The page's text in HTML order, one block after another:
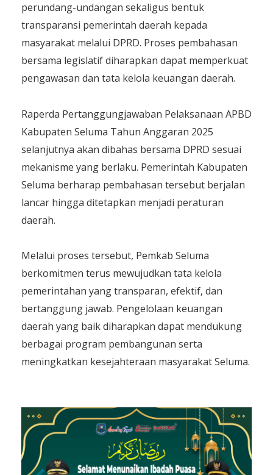
perundang-undangan sekaligus bentuk
transparansi pemerintah daerah kepada
masyarakat melalui DPRD. Proses pembahasan
bersama legislatif diharapkan dapat memperkuat
pengawasan dan tata kelola keuangan daerah.
Raperda Pertanggungjawaban Pelaksanaan APBD
Kabupaten Seluma Tahun Anggaran 2025
selanjutnya akan dibahas bersama DPRD sesuai
mekanisme yang berlaku. Pemerintah Kabupaten
Seluma berharap pembahasan tersebut berjalan
lancar hingga ditetapkan menjadi peraturan
daerah.
Melalui proses tersebut, Pemkab Seluma
berkomitmen terus mewujudkan tata kelola
pemerintahan yang transparan, efektif, dan
bertanggung jawab. Pengelolaan keuangan
daerah yang baik diharapkan dapat mendukung
berbagai program pembangunan serta
meningkatkan kesejahteraan masyarakat Seluma.